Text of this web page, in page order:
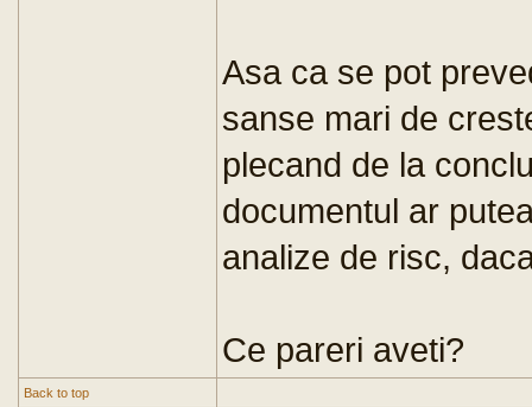
Asa ca se pot
sanse mari de
plecand de la
documentul ar
analize de risc,
Ce pareri aveti?
Back to top